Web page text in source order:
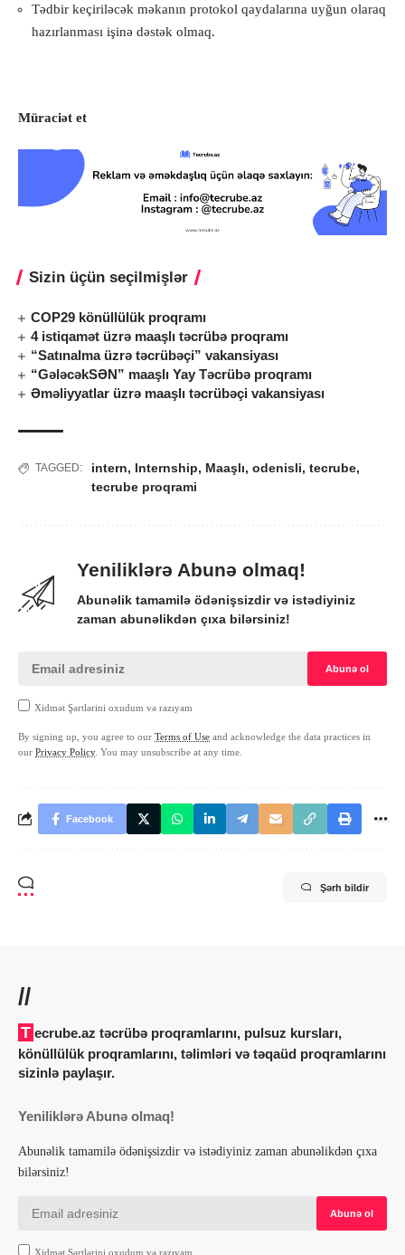
Tədbir keçiriləcək məkanın protokol qaydalarına uyğun olaraq
hazırlanması işinə dəstək olmaq.
Müraciət et
Sizin üçün seçilmişlər
COP29 könüllülük proqramı
4 istiqamət üzrə maaşlı təcrübə proqramı
“Satınalma üzrə təcrübəçi” vakansiyası
“GələcəkSƏN” maaşlı Yay Təcrübə proqramı
Əməliyyatlar üzrə maaşlı təcrübəçi vakansiyası
TAGGED: intern, Internship, Maaşlı, odenisli, tecrube,
tecrube proqrami
Yeniliklərə Abunə olmaq!
Abunəlik tamamilə ödənişsizdir və istədiyiniz
zaman abunəlikdən çıxa bilərsiniz!
Xidmət Şərtlərini oxudum və razıyam
By signing up, you agree to our Terms of Use and acknowledge the data practices in
our Privacy Policy. You may unsubscribe at any time.
Facebook
Şərh bildir
//
Tecrube.az təcrübə proqramlarını, pulsuz kursları,
könüllülük proqramlarını, təlimləri və təqaüd proqramlarını
sizinlə paylaşır.
Yeniliklərə Abunə olmaq!
Abunəlik tamamilə ödənişsizdir və istədiyiniz zaman abunəlikdən çıxa
bilərsiniz!
Xidmət Şərtlərini oxudum və razıyam